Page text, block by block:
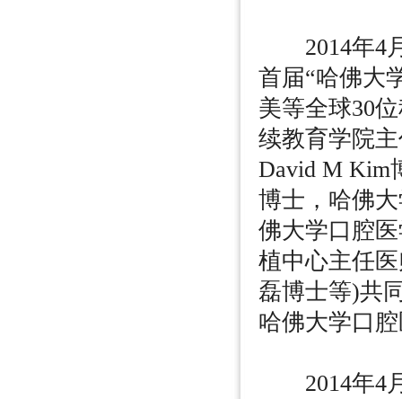
2014年4月
首届“哈佛大
美等全球30
续教育学院
David M Kim
博士，哈佛
佛大学口腔
植中心主任
磊博士等)共
哈佛大学口
2014年4月